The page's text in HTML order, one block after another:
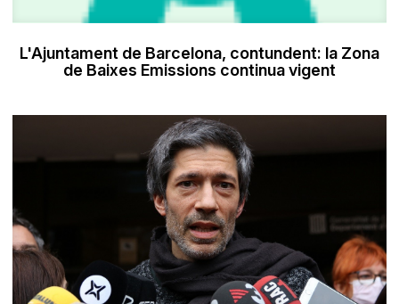
L'Ajuntament de Barcelona, contundent: la Zona
de Baixes Emissions continua vigent